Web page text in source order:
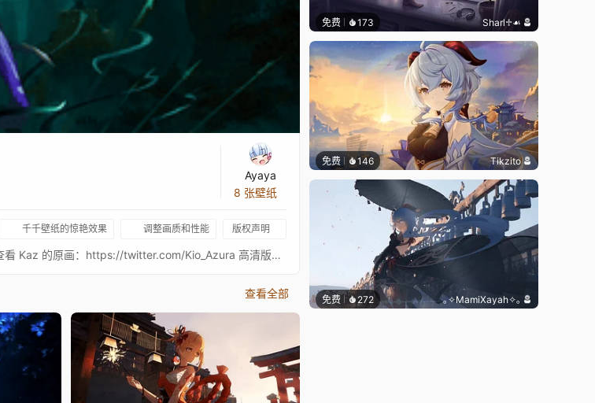
Ayaya
8 张壁纸
千千壁纸的惊艳效果 调整画质和性能 版权声明
Kaz 的原画：https://twitter.com/kio_azura/status/1353734997044203522 查看 Kaz 的原画：https://twitter.com/Kio_Azura 高清版本：https://www.youtube.com/watch?v=8f83g6A3IQo ⠀⠀⠀
查看全部
免费 173 Sharl♱☙
免费 146 Tikzito
免费 272 ｡✧MamiXayah✧｡